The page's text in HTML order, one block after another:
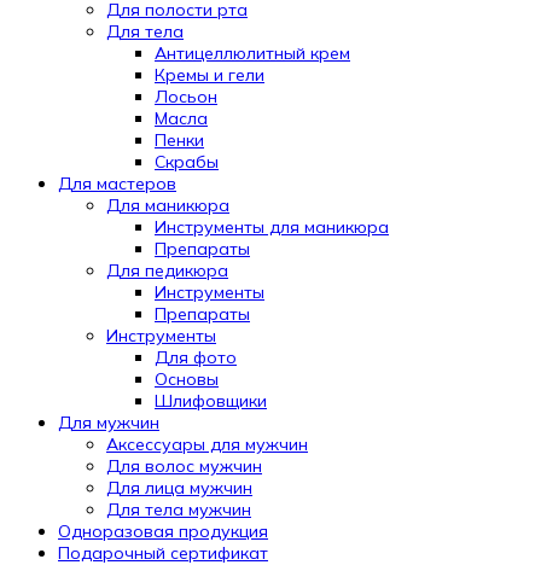
Для полости рта
Для тела
Антицеллюлитный крем
Кремы и гели
Лосьон
Масла
Пенки
Скрабы
Для мастеров
Для маникюра
Инструменты для маникюра
Препараты
Для педикюра
Инструменты
Препараты
Инструменты
Для фото
Основы
Шлифовщики
Для мужчин
Аксессуары для мужчин
Для волос мужчин
Для лица мужчин
Для тела мужчин
Одноразовая продукция
Подарочный сертификат